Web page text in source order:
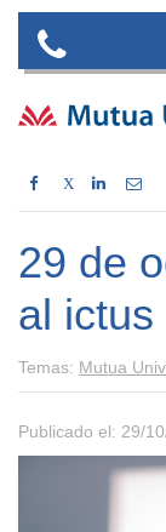
X
29 de
al ictus
Temas: Mutua
Publicado el: 29/